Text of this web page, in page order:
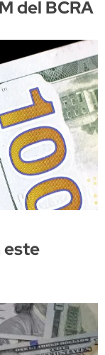
del BCRA
este